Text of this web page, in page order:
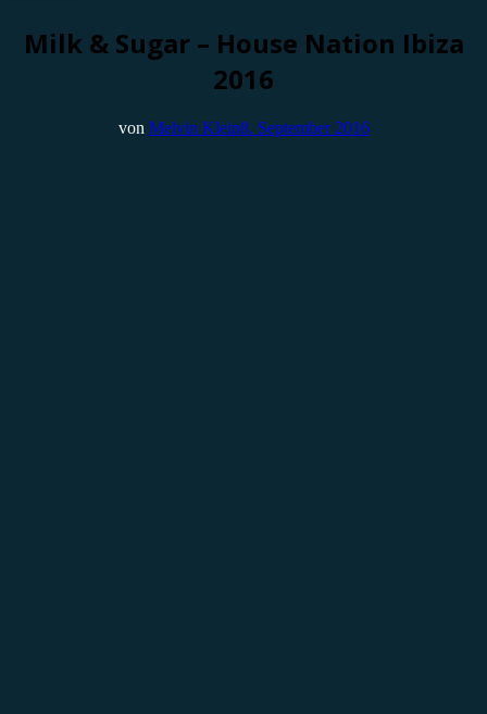
Milk & Sugar – House Nation Ibiza
2016
von Melvin Klein8. September 2016